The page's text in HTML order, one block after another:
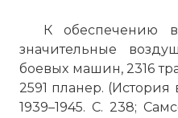
К обеспечению
значительные
боевых машин, 2316
2591 планер.
1939–1945. С. 238;